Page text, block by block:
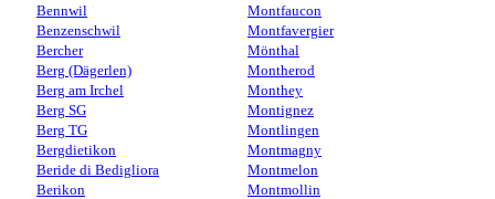
Bennwil
Benzenschwil
Bercher
Berg (Dägerlen)
Berg am Irchel
Berg SG
Berg TG
Bergdietikon
Beride di Bedigliora
Berikon
Montfaucon
Montfavergier
Mönthal
Montherod
Monthey
Montignez
Montlingen
Montmagny
Montmelon
Montmollin